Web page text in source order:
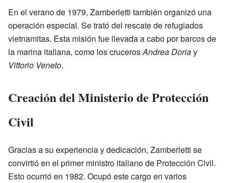
En el verano de 1979, Zamberletti también organizó una
operación especial. Se trató del rescate de refugiados
vietnamitas. Esta misión fue llevada a cabo por barcos de
la marina italiana, como los crucerosAndrea Doriay
Vittorio Veneto.
Creación del Ministerio de Protección
Civil
Gracias a su experiencia y dedicación, Zamberletti se
convirtió en el primer ministro italiano de Protección Civil.
Esto ocurrió en 1982. Ocupó este cargo en varios